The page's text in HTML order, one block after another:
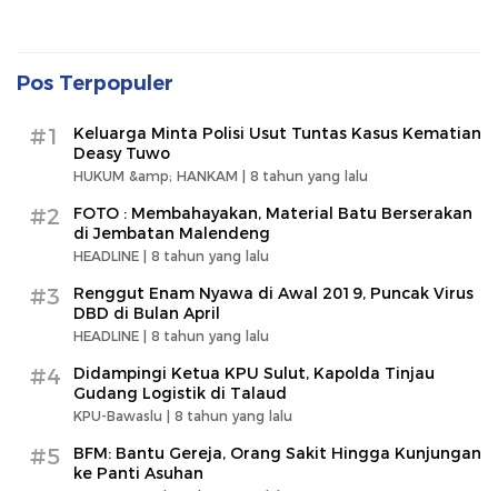
Pos Terpopuler
#1
Keluarga Minta Polisi Usut Tuntas Kasus Kematian
Deasy Tuwo
HUKUM &amp; HANKAM | 8 tahun yang lalu
#2
FOTO : Membahayakan, Material Batu Berserakan
di Jembatan Malendeng
HEADLINE | 8 tahun yang lalu
#3
Renggut Enam Nyawa di Awal 2019, Puncak Virus
DBD di Bulan April
HEADLINE | 8 tahun yang lalu
#4
Didampingi Ketua KPU Sulut, Kapolda Tinjau
Gudang Logistik di Talaud
KPU-Bawaslu | 8 tahun yang lalu
#5
BFM: Bantu Gereja, Orang Sakit Hingga Kunjungan
ke Panti Asuhan